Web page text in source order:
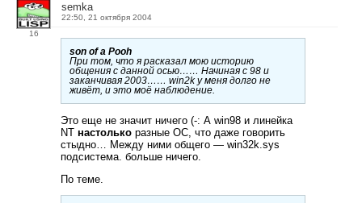
16
semka
22:50, 21 октября 2004
son of a Pooh
При том, что я расказал мою историю
общения с данной осью…… Начиная с 98 и
заканчивая 2003…… win2k у меня долго не
живёт, и это моё наблюдение.
Это еще не значит ничего (-: А win98 и линейка
NT настолько разные ОС, что даже говорить
стыдно… Между ними общего — win32k.sys
подсистема. больше ничего.
По теме.